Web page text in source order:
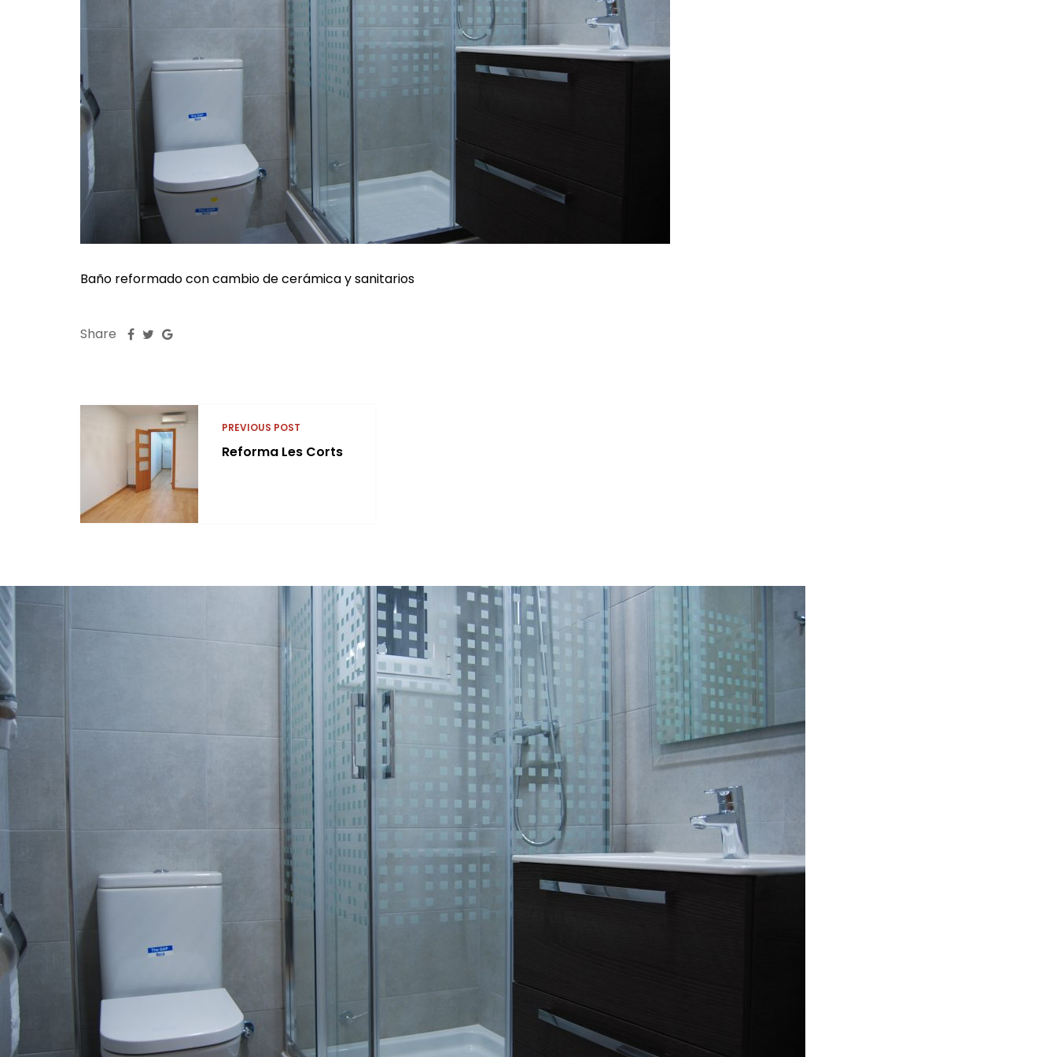
Baño reformado con cambio de cerámica y sanitarios
Share
PREVIOUS POST
Reforma Les Corts